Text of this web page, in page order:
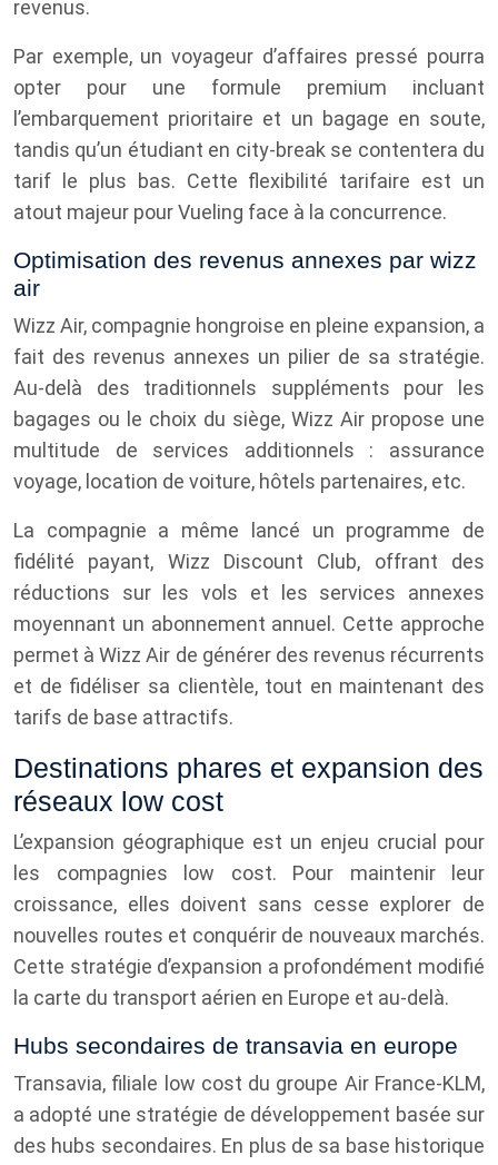
revenus.
Par exemple, un voyageur d’affaires pressé pourra
opter pour une formule premium incluant
l’embarquement prioritaire et un bagage en soute,
tandis qu’un étudiant en city-break se contentera du
tarif le plus bas. Cette flexibilité tarifaire est un
atout majeur pour Vueling face à la concurrence.
Optimisation des revenus annexes par wizz
air
Wizz Air, compagnie hongroise en pleine expansion, a
fait des revenus annexes un pilier de sa stratégie.
Au-delà des traditionnels suppléments pour les
bagages ou le choix du siège, Wizz Air propose une
multitude de services additionnels : assurance
voyage, location de voiture, hôtels partenaires, etc.
La compagnie a même lancé un programme de
fidélité payant, Wizz Discount Club, offrant des
réductions sur les vols et les services annexes
moyennant un abonnement annuel. Cette approche
permet à Wizz Air de générer des revenus récurrents
et de fidéliser sa clientèle, tout en maintenant des
tarifs de base attractifs.
Destinations phares et expansion des
réseaux low cost
L’expansion géographique est un enjeu crucial pour
les compagnies low cost. Pour maintenir leur
croissance, elles doivent sans cesse explorer de
nouvelles routes et conquérir de nouveaux marchés.
Cette stratégie d’expansion a profondément modifié
la carte du transport aérien en Europe et au-delà.
Hubs secondaires de transavia en europe
Transavia, filiale low cost du groupe Air France-KLM,
a adopté une stratégie de développement basée sur
des hubs secondaires. En plus de sa base historique